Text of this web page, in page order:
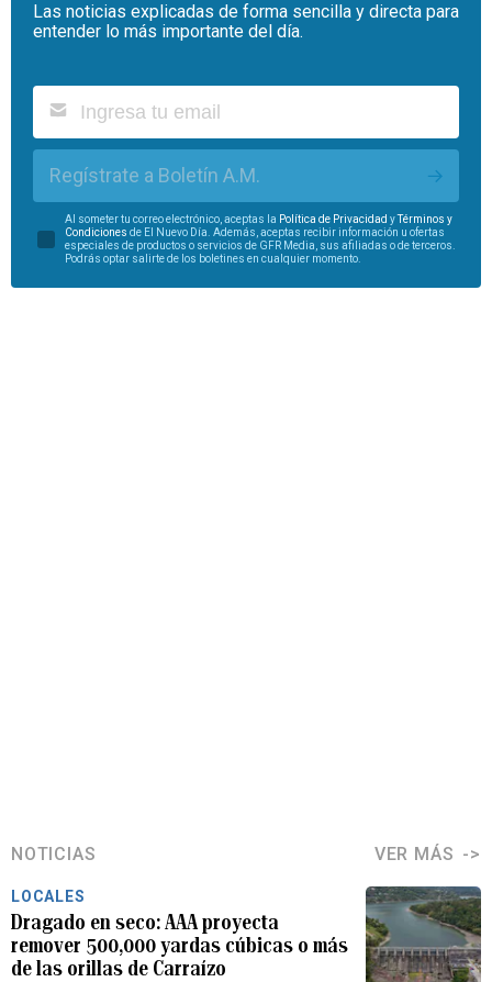
Las noticias explicadas de forma sencilla y directa para
entender lo más importante del día.
Regístrate a Boletín A.M.
Al someter tu correo electrónico, aceptas la Política de Privacidad yTérminos y
Condiciones de El Nuevo Día. Además, aceptas recibir información u ofertas
especiales de productos o servicios de GFR Media, sus afiliadas o de terceros.
Podrás optar salirte de los boletines en cualquier momento.
NOTICIAS VER MÁS
LOCALES
Dragado en seco: AAA proyecta
remover 500,000 yardas cúbicas o más
de las orillas de Carraízo